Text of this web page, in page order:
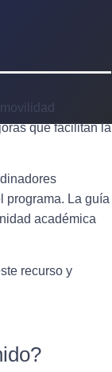
que facilitan la
programa. La guía
académica
recurso y